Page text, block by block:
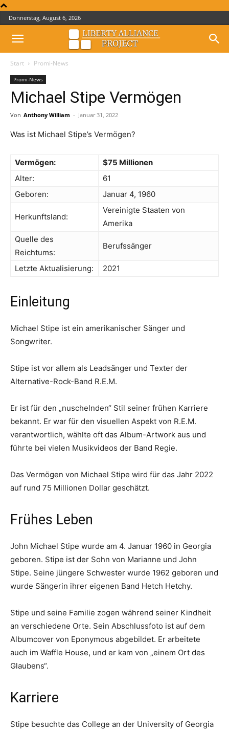
Donnerstag, August 6, 2026
Start Promi-News
Promi-News
Michael Stipe Vermögen
Von Anthony William - Januar 31, 2022
Was ist Michael Stipe’s Vermögen?
Vermögen:
$75 Millionen
Alter:
61
Geboren:
Januar 4, 1960
Herkunftsland:
Vereinigte Staaten von
Amerika
Quelle des
Reichtums:
Berufssänger
Letzte Aktualisierung: 2021
Einleitung
Michael Stipe ist ein amerikanischer Sänger und
Songwriter.
Stipe ist vor allem als Leadsänger und Texter der
Alternative-Rock-Band R.E.M.
Er ist für den „nuschelnden“ Stil seiner frühen Karriere
bekannt. Er war für den visuellen Aspekt von R.E.M.
verantwortlich, wählte oft das Album-Artwork aus und
führte bei vielen Musikvideos der Band Regie.
Das Vermögen von Michael Stipe wird für das Jahr 2022
auf rund 75 Millionen Dollar geschätzt.
Frühes Leben
John Michael Stipe wurde am 4. Januar 1960 in Georgia
geboren. Stipe ist der Sohn von Marianne und John
Stipe. Seine jüngere Schwester wurde 1962 geboren und
wurde Sängerin ihrer eigenen Band Hetch Hetchy.
Stipe und seine Familie zogen während seiner Kindheit
an verschiedene Orte. Sein Abschlussfoto ist auf dem
Albumcover von Eponymous abgebildet. Er arbeitete
auch im Waffle House, und er kam von „einem Ort des
Glaubens“.
Karriere
Stipe besuchte das College an der University of Georgia